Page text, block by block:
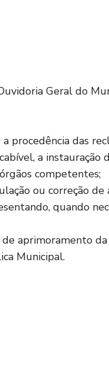
Geral do
procedência das
a
competentes;
ou correção
quando
aprimoramento
Municipal.